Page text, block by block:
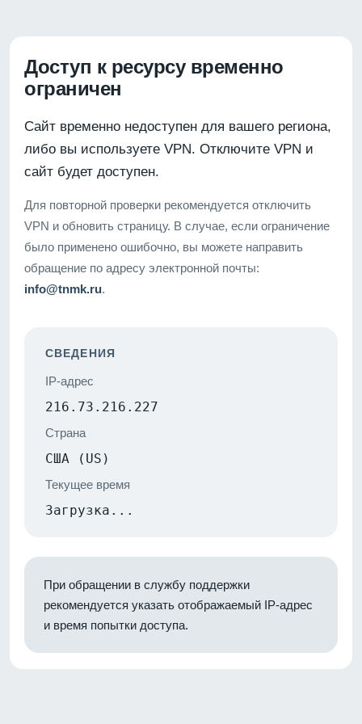
Доступ к ресурсу временно
ограничен
Сайт временно недоступен для вашего региона,
либо вы используете VPN. Отключите VPN и
сайт будет доступен.
Для повторной проверки рекомендуется отключить
VPN и обновить страницу. В случае, если ограничение
было применено ошибочно, вы можете направить
обращение по адресу электронной почты:
info@tnmk.ru.
СВЕДЕНИЯ
IP-адрес
216.73.216.227
Страна
США (US)
Текущее время
Загрузка...
При обращении в службу поддержки
рекомендуется указать отображаемый IP-адрес
и время попытки доступа.